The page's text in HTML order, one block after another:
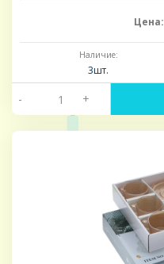
Цена:
Наличие:
3шт.
- +